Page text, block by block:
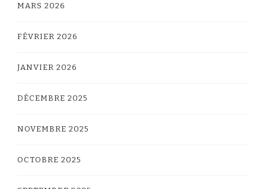
MARS 2026
FÉVRIER 2026
JANVIER 2026
DÉCEMBRE 2025
NOVEMBRE 2025
OCTOBRE 2025